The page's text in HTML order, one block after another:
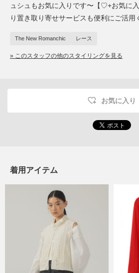
ュシュもお気に入りです〜【♡+お気に
り置き取り寄せサービスも便利にご活用
The New Romanchic レース
» このスタッフの他のスタイリングを見る
お気に入り
着用アイテム